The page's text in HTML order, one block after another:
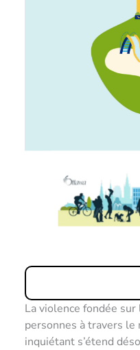
La violence fondée
personnes à travers
inquiétant s’étend